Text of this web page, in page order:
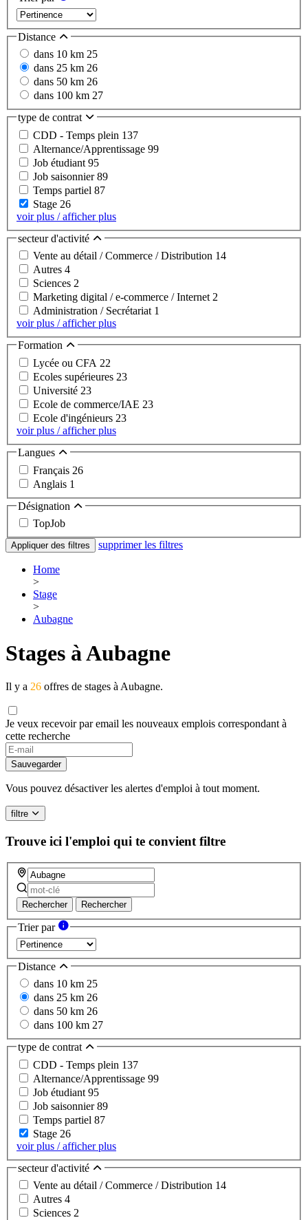
Distance
dans 10 km 25
dans 25 km 26
dans 50 km 26
dans 100 km 27
type de contrat
CDD - Temps plein 137
Alternance/Apprentissage 99
Job étudiant 95
Job saisonnier89
Temps partiel 87
Stage 26
voir plus / afficher plus
secteur d'activité
Vente au détail / Commerce / Distribution 14
Autres 4
Sciences 2
Marketing digital / e-commerce / Internet2
Administration / Secrétariat 1
voir plus / afficher plus
Formation
Lycée ou CFA 22
Ecoles supérieures 23
Université 23
Ecole de commerce/IAE 23
Ecole d'ingénieurs 23
voir plus / afficher plus
Langues
Français 26
Anglais 1
Désignation
TopJob
Appliquer des filtres supprimer les filtres
Home
>
Stage
>
Aubagne
Stages à Aubagne
Il y a 26 offres de stages à Aubagne.
Je veux recevoir par email les nouveaux emplois correspondant à
cette recherche
Sauvegarder
Vous pouvez désactiver les alertes d'emploi à tout moment.
filtre
Trouve ici l'emploi qui te convient filtre
Rechercher Rechercher
Trier par
Distance
dans 10 km 25
dans 25 km 26
dans 50 km 26
dans 100 km 27
type de contrat
CDD - Temps plein 137
Alternance/Apprentissage 99
Job étudiant 95
Job saisonnier89
Temps partiel 87
Stage 26
voir plus / afficher plus
secteur d'activité
Vente au détail / Commerce / Distribution 14
Autres 4
Sciences 2